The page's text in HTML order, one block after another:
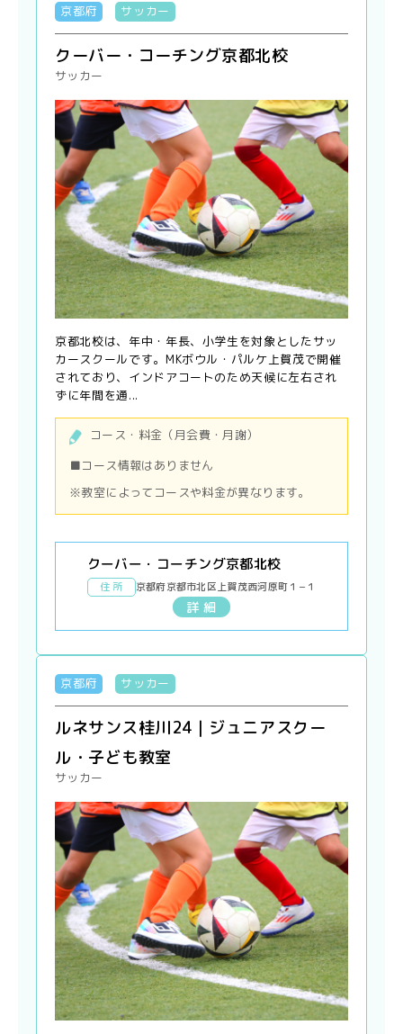
京都府 サッカー
クーバー・コーチング京都北校
サッカー
京都北校は、年中・年長、小学生を対象としたサッ
カースクールです。MKボウル・パルケ上賀茂で開催
されており、インドアコートのため天候に左右され
ずに年間を通...
コース・料金（月会費・月謝）
■コース情報はありません
※教室によってコースや料金が異なります。
クーバー・コーチング京都北校
住 所 京都府京都市北区上賀茂西河原町１−１
詳 細
京都府 サッカー
ルネサンス桂川24｜ジュニアスクー
ル・子ども教室
サッカー